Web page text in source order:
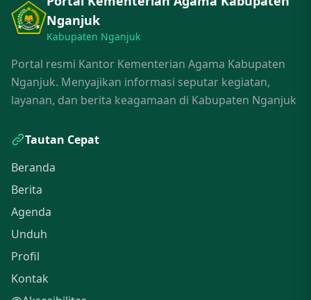
Nganjuk
Kabupaten Nganjuk
Portal resmi Kantor Kementerian Agama Kabupaten
Nganjuk. Menyajikan informasi seputar kegiatan,
layanan, dan berita keagamaan di Kabupaten Nganjuk
Tautan Cepat
Beranda
Berita
Agenda
Unduh
Profil
Kontak